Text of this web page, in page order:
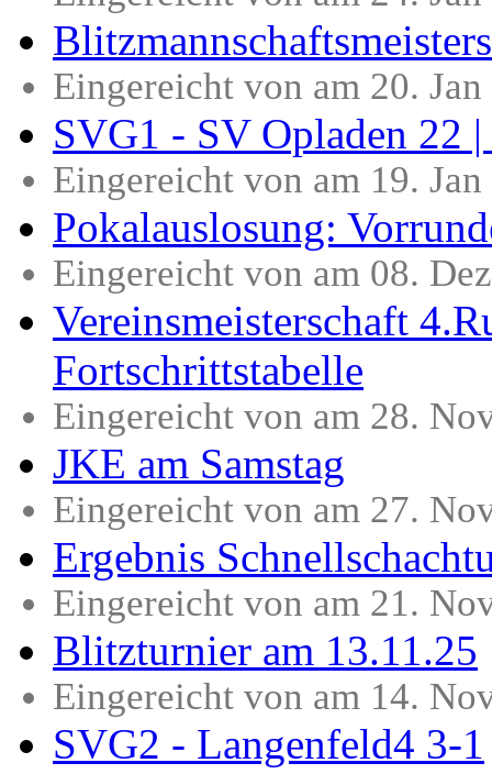
Eingereicht von am 20.
SVG1 - SV Opladen 22
Eingereicht von am 19.
Pokalauslosung:
Eingereicht von am 08.
Vereinsmeisterschaft
Fortschrittstabelle
Eingereicht von am 28.
JKE am Samstag
Eingereicht von am 27.
Ergebnis
Eingereicht von am 21.
Blitzturnier am 13.11.25
Eingereicht von am 14.
SVG2 - Langenfeld4 3-1